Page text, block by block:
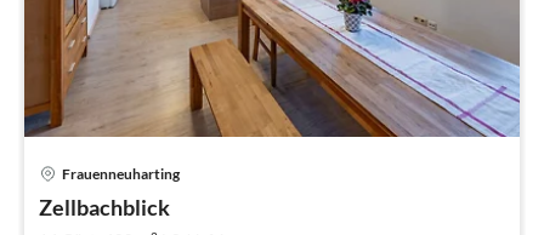
Frauenneuharting
Zellbachblick